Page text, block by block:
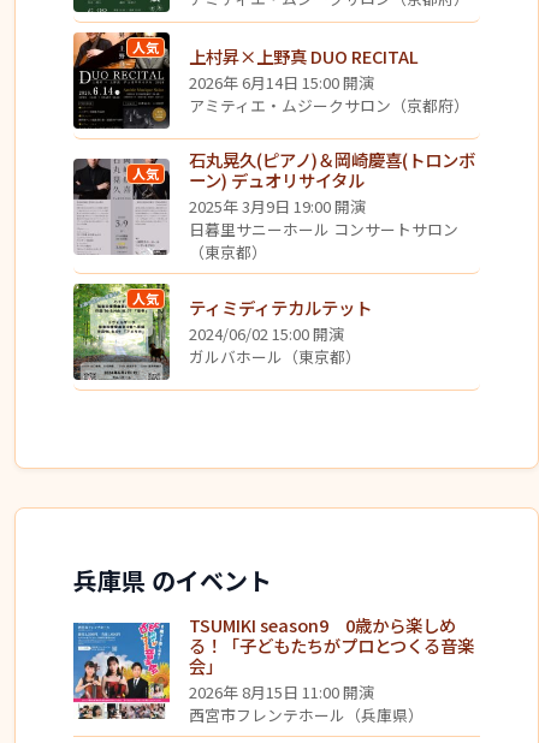
人気 上村昇×上野真 DUO RECITAL
2026年 6月14日 15:00 開演
アミティエ・ムジークサロン（京都府）
人気
石丸晃久(ピアノ)＆岡崎慶喜(トロンボ
ーン) デュオリサイタル
2025年 3月9日 19:00 開演
日暮里サニーホール コンサートサロン
（東京都）
人気 ティミディテカルテット
2024/06/02 15:00 開演
ガルバホール（東京都）
兵庫県 のイベント
TSUMIKI season9 0歳から楽しめ
る！「子どもたちがプロとつくる音楽
会」
2026年 8月15日 11:00 開演
西宮市フレンテホール（兵庫県）